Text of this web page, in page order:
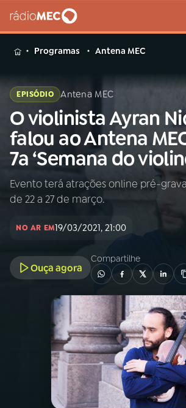
MENU
Buscar
na
Rádio
MEC
Buscar
Início AO
INÍCIO
A RÁDIO
PROGRAMAÇÃO
PROGRAMAS
PODCASTS
Programas Antena MEC
EPISÓDIO Antena MEC
O violinista Ayran
falou ao Antena
7a ‘Semana do
Evento terá atrações online pré-
de 22 a 27 de março.
NO AR EM19/03/2021, 21:00
Ouça agora
Compartilhe